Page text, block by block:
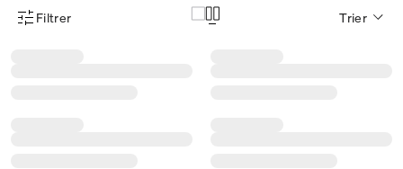
Menu des filtres d'articles
Filtrer Trier